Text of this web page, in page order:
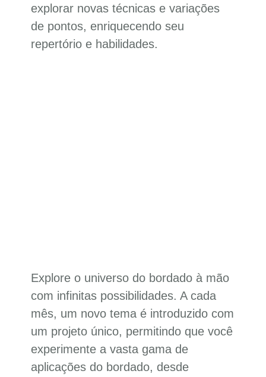
explorar novas técnicas e variações
de pontos, enriquecendo seu
repertório e habilidades.
Explore o universo do bordado à mão
com infinitas possibilidades. A cada
mês, um novo tema é introduzido com
um projeto único, permitindo que você
experimente a vasta gama de
aplicações do bordado, desde